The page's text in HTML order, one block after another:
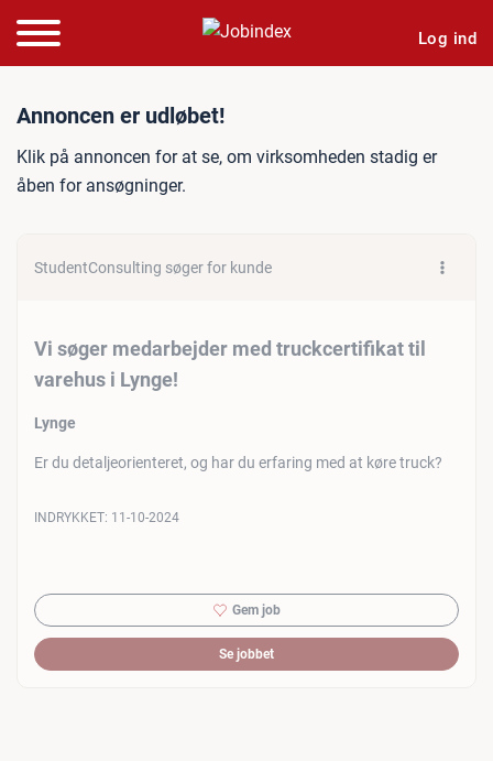
Log ind
Jobannonce: Vi søger
Annoncen er udløbet!
Klik på annoncen for at se, om virksomheden stadig er
åben for ansøgninger.
StudentConsulting søger for kunde
Vi søger medarbejder med truckcertifikat til
varehus i Lynge!
Lynge
Er du detaljeorienteret, og har du erfaring med at køre truck?
INDRYKKET: 11-10-2024
Gem job
Se jobbet